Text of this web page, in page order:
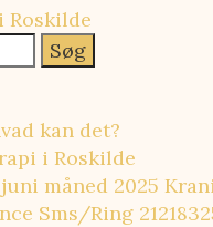
Roskilde
kan det?
i Roskilde
måned 2025
Sms/Ring